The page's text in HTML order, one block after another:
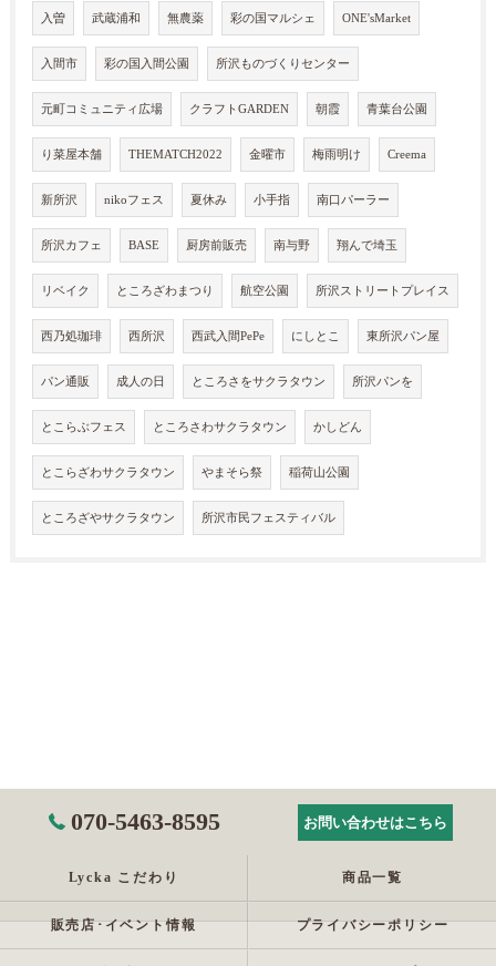
入曽 武蔵浦和 無農薬 彩の国マルシェ ONE'sMarket
入間市 彩の国入間公園 所沢ものづくりセンター
元町コミュニティ広場 クラフトGARDEN 朝霞 青葉台公園
り菜屋本舗 THEMATCH2022 金曜市 梅雨明け Creema
新所沢 nikoフェス 夏休み 小手指 南口パーラー
所沢カフェ BASE 厨房前販売 南与野 翔んで埼玉
リベイク ところざわまつり 航空公園 所沢ストリートプレイス
西乃処珈琲 西所沢 西武入間PePe にしとこ 東所沢パン屋
パン通販 成人の日 ところさをサクラタウン 所沢パンを
とこらぶフェス ところさわサクラタウン かしどん
とこらざわサクラタウン やまそら祭 稲荷山公園
ところざやサクラタウン 所沢市民フェスティバル
070-5463-8595 お問い合わせはこちら
Lycka こだわり 商品一覧
販売店･イベント情報 プライバシーポリシー